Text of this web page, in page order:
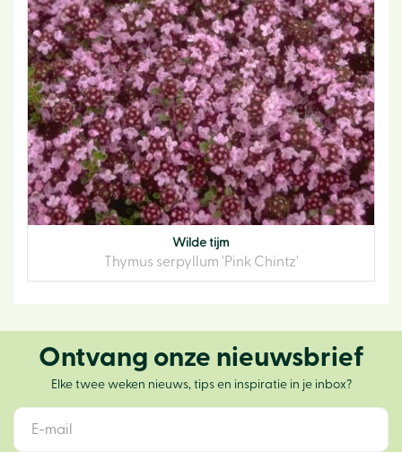
Wilde tijm
Thymus serpyllum 'Pink Chintz'
Ontvang onze nieuwsbrief
Elke twee weken nieuws, tips en inspiratie in je inbox?